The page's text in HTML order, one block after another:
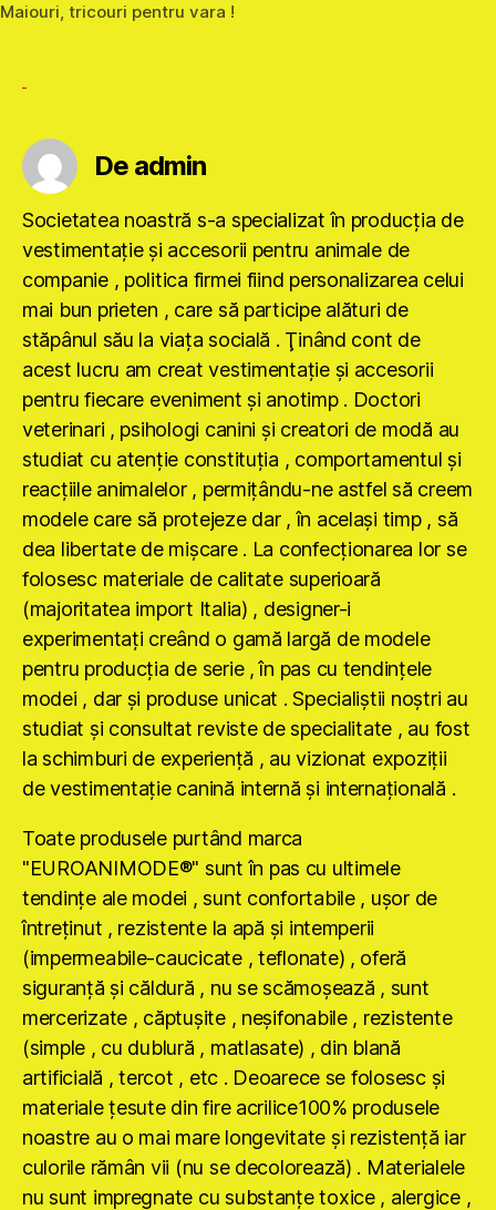
Maiouri, tricouri pentru vara !
De admin
Societatea noastră s-a specializat în producţia de
vestimentaţie şi accesorii pentru animale de
companie , politica firmei fiind personalizarea celui
mai bun prieten , care să participe alături de
stăpânul său la viaţa socială . Ţinând cont de
acest lucru am creat vestimentaţie şi accesorii
pentru fiecare eveniment şi anotimp . Doctori
veterinari , psihologi canini şi creatori de modă au
studiat cu atenţie constituţia , comportamentul şi
reacţiile animalelor , permiţându-ne astfel să creem
modele care să protejeze dar , în acelaşi timp , să
dea libertate de mişcare . La confecţionarea lor se
folosesc materiale de calitate superioară
(majoritatea import Italia) , designer-i
experimentaţi creând o gamă largă de modele
pentru producţia de serie , în pas cu tendinţele
modei , dar şi produse unicat . Specialiştii noştri au
studiat şi consultat reviste de specialitate , au fost
la schimburi de experienţă , au vizionat expoziţii
de vestimentaţie canină internă şi internaţională .
Toate produsele purtând marca
"EUROANIMODE®" sunt în pas cu ultimele
tendinţe ale modei , sunt confortabile , uşor de
întreţinut , rezistente la apă şi intemperii
(impermeabile-caucicate , teflonate) , oferă
siguranţă şi căldură , nu se scămoşează , sunt
mercerizate , căptuşite , neşifonabile , rezistente
(simple , cu dublură , matlasate) , din blană
artificială , tercot , etc . Deoarece se folosesc şi
materiale ţesute din fire acrilice100% produsele
noastre au o mai mare longevitate şi rezistenţă iar
culorile rămân vii (nu se decolorează) . Materialele
nu sunt impregnate cu substanţe toxice , alergice ,